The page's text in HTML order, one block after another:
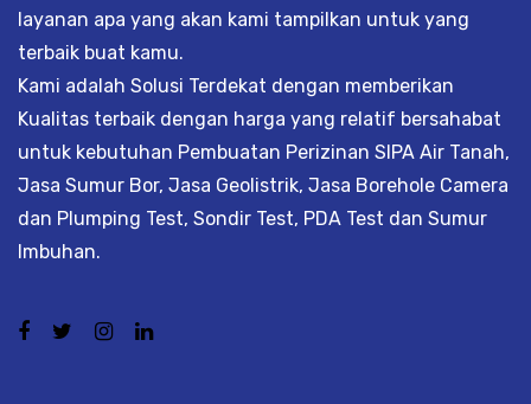
layanan apa yang akan kami tampilkan untuk yang
terbaik buat kamu.
Kami adalah Solusi Terdekat dengan memberikan
Kualitas terbaik dengan harga yang relatif bersahabat
untuk kebutuhan Pembuatan Perizinan SIPA Air Tanah,
Jasa Sumur Bor, Jasa Geolistrik, Jasa Borehole Camera
dan Plumping Test, Sondir Test, PDA Test dan Sumur
Imbuhan.